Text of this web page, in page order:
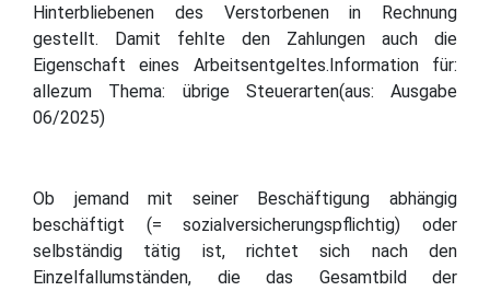
Hinterbliebenen des Verstorbenen in Rechnung
gestellt. Damit fehlte den Zahlungen auch die
Eigenschaft eines Arbeitsentgeltes.Information für:
allezum Thema: übrige Steuerarten(aus: Ausgabe
06/2025)
Ob jemand mit seiner Beschäftigung abhängig
beschäftigt (= sozialversicherungspflichtig) oder
selbständig tätig ist, richtet sich nach den
Einzelfallumständen, die das Gesamtbild der